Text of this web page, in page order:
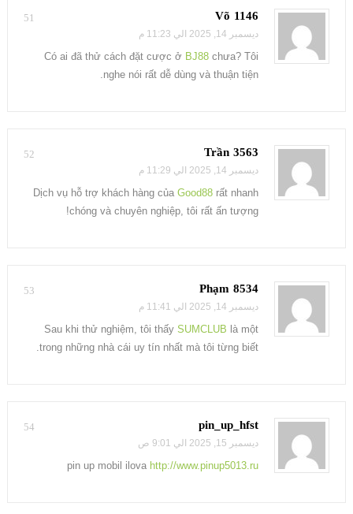
51 Võ 1146
ديسمبر 14, 2025 الي 11:23 م
Có ai đã thử cách đặt cược ở BJ88 chưa? Tôi
nghe nói rất dễ dùng và thuận tiện.
52 Trần 3563
ديسمبر 14, 2025 الي 11:29 م
Dịch vụ hỗ trợ khách hàng củaGood88 rất nhanh
chóng và chuyên nghiệp, tôi rất ấn tượng!
53 Phạm 8534
ديسمبر 14, 2025 الي 11:41 م
Sau khi thử nghiệm, tôi thấySUMCLUB là một
trong những nhà cái uy tín nhất mà tôi từng biết.
54 pin_up_hfst
ديسمبر 15, 2025 الي 9:01 ص
pin up mobil ilova http://www.pinup5013.ru